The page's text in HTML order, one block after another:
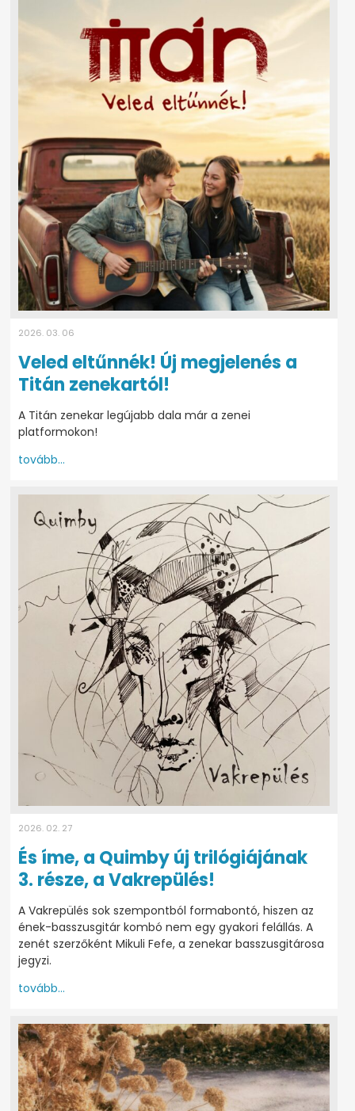
2026. 03. 06
Veled eltűnnék! Új megjelenés a
Titán zenekartól!
A Titán zenekar legújabb dala már a zenei
platformokon!
tovább...
2026. 02. 27
És íme, a Quimby új trilógiájának
3. része, a Vakrepülés!
A Vakrepülés sok szempontból formabontó, hiszen az
ének-basszusgitár kombó nem egy gyakori felállás. A
zenét szerzőként Mikuli Fefe, a zenekar basszusgitárosa
jegyzi.
tovább...